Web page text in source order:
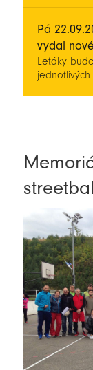
Pá
vydal
Letáky